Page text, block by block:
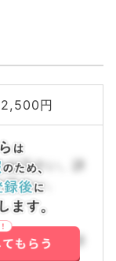
円
せ下さい。詳
さい。
せ下さい。詳